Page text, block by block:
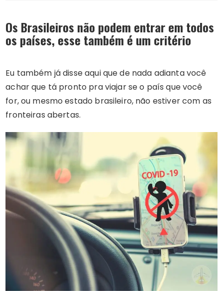
Os Brasileiros não podem entrar em todos
os países, esse também é um critério
Eu também já disse aqui que de nada adianta você
achar que tá pronto pra viajar se o país que você
for, ou mesmo estado brasileiro, não estiver com as
fronteiras abertas.